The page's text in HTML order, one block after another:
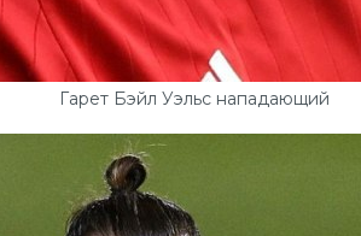
Гарет Бэйл Уэльс нападающий